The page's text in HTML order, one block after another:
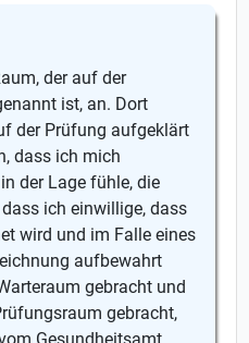
der auf der
ist, an. Dort
der Prüfung aufgeklärt
dass ich mich
der Lage fühle, die
ich einwillige, dass
wird und im Falle eines
aufbewahrt
gebracht und
gebracht,